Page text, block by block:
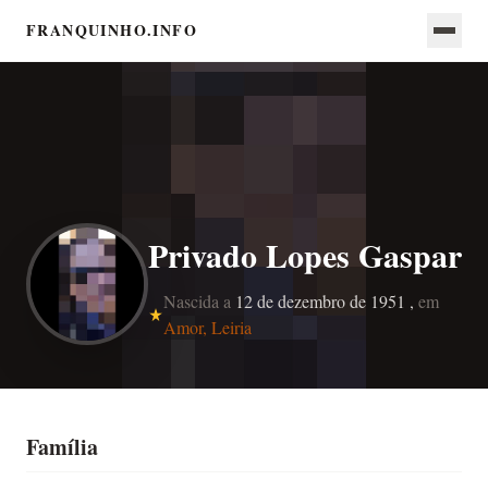
FRANQUINHO.INFO
Privado Lopes Gaspar
Nascida a 12 de dezembro de 1951 , em
Amor, Leiria
Família